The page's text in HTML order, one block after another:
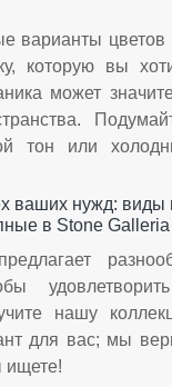
варианты
которую вы
может
тон или
ваших нужд: виды
в Stone Galleria
нашу
для вас; мы
ищете!